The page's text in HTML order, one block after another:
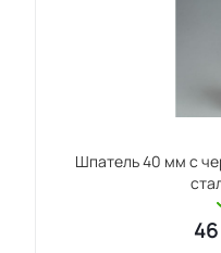
Шпатель 40 мм с
46